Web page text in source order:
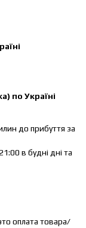
по Україні
до прибуття за
в будні дні та
оплата товара/